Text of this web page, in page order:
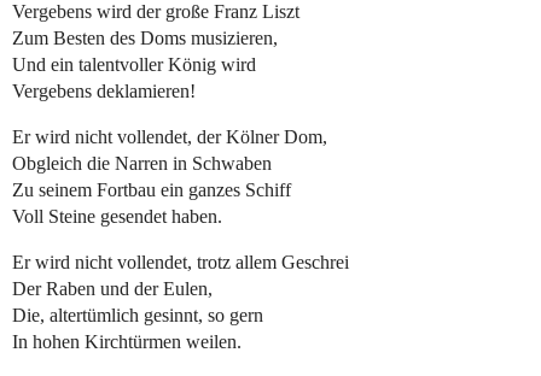
Vergebens wird der große Franz Liszt
Zum Besten des Doms musizieren,
Und ein talentvoller König wird
Vergebens deklamieren!
Er wird nicht vollendet, der Kölner Dom,
Obgleich die Narren in Schwaben
Zu seinem Fortbau ein ganzes Schiff
Voll Steine gesendet haben.
Er wird nicht vollendet, trotz allem Geschrei
Der Raben und der Eulen,
Die, altertümlich gesinnt, so gern
In hohen Kirchtürmen weilen.